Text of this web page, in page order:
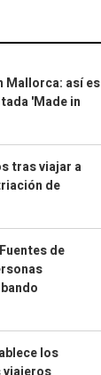
Mallorca: así es
'Made in
tras viajar a
de
de
los